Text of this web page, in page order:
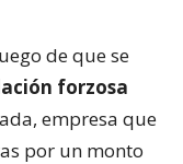
de que se
forzosa
empresa que
por un monto